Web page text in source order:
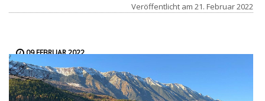
Veröffentlicht am 21. Februar 2022
09 FEBRUAR 2022